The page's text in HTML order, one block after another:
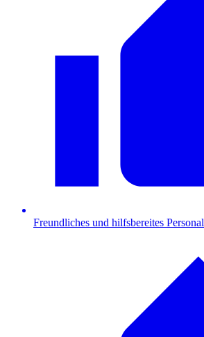
Freundliches und hilfsbereites Personal